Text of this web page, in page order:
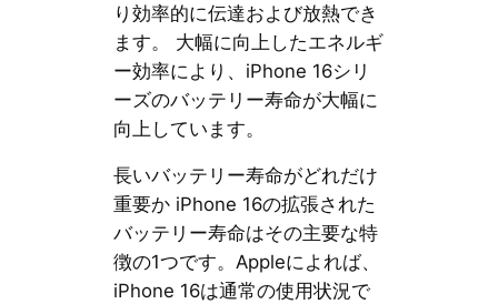
り効率的に伝達および放熱でき
ます。 大幅に向上したエネルギ
ー効率により、iPhone 16シリ
ーズのバッテリー寿命が大幅に
向上しています。
長いバッテリー寿命がどれだけ
重要か iPhone 16の拡張された
バッテリー寿命はその主要な特
徴の1つです。Appleによれば、
iPhone 16は通常の使用状況で